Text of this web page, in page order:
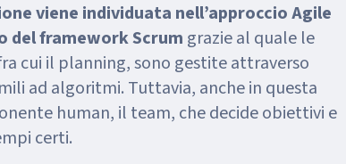
viene individuata nell’approccio Agile
del framework Scrum grazie al quale le
cui il planning, sono gestite attraverso
ad algoritmi. Tuttavia, anche in questa
human, il team, che decide obiettivi e
certi.